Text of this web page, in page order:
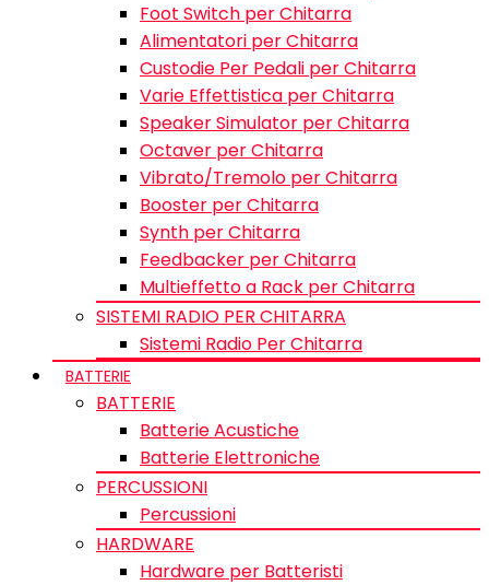
Foot Switch per Chitarra
Alimentatori per Chitarra
Custodie Per Pedali per Chitarra
Varie Effettistica per Chitarra
Speaker Simulator per Chitarra
Octaver per Chitarra
Vibrato/Tremolo per Chitarra
Booster per Chitarra
Synth per Chitarra
Feedbacker per Chitarra
Multieffetto a Rack per Chitarra
SISTEMI RADIO PER CHITARRA
Sistemi Radio Per Chitarra
BATTERIE
BATTERIE
Batterie Acustiche
Batterie Elettroniche
PERCUSSIONI
Percussioni
HARDWARE
Hardware per Batteristi